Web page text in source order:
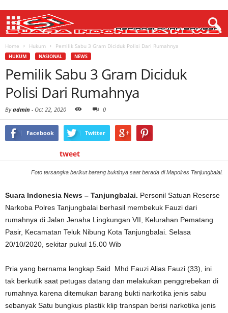
Home Hukum Pemilik Sabu 3 Gram Diciduk Polisi Dari Rumahnya
HUKUM NASIONAL NEWS
Pemilik Sabu 3 Gram Diciduk
Polisi Dari Rumahnya
Byadmin - Oct 22, 2020 0
Facebook Twitter
tweet
Foto tersangka berikut barang buktinya saat berada di Mapolres Tanjungbalai.
Suara Indonesia News – Tanjungbalai. Personil Satuan Reserse
Narkoba Polres Tanjungbalai berhasil membekuk Fauzi dari
rumahnya di Jalan Jenaha Lingkungan VII, Kelurahan Pematang
Pasir, Kecamatan Teluk Nibung Kota Tanjungbalai. Selasa
20/10/2020, sekitar pukul 15.00 Wib
Pria yang bernama lengkap Said Mhd Fauzi Alias Fauzi (33), ini
tak berkutik saat petugas datang dan melakukan penggrebekan di
rumahnya karena ditemukan barang bukti narkotika jenis sabu
sebanyak Satu bungkus plastik klip transpan berisi narkotika jenis